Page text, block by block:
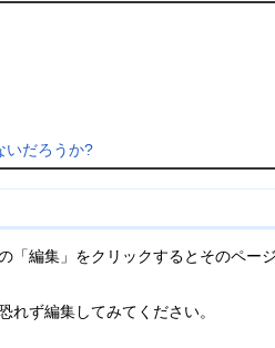
いだろうか?
編集」をクリックするとそのペ
ず編集してみてください。